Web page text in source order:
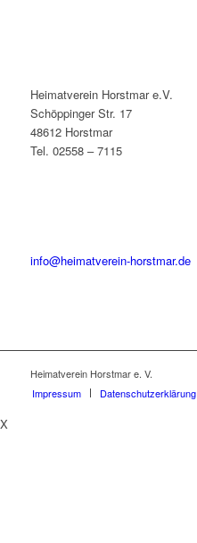
Heimatverein Horstmar e.V.
Schöppinger Str. 17
48612 Horstmar
Tel. 02558 – 7115
info@heimatverein-horstmar.de
Heimatverein Horstmar e. V.
Impressum
Datenschutzerklärung
X